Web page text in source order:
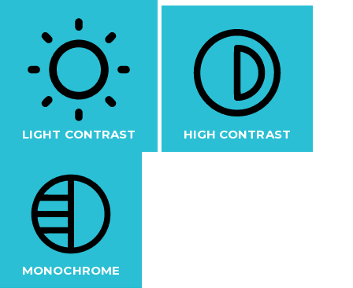
LIGHT CONTRAST HIGH CONTRAST
MONOCHROME